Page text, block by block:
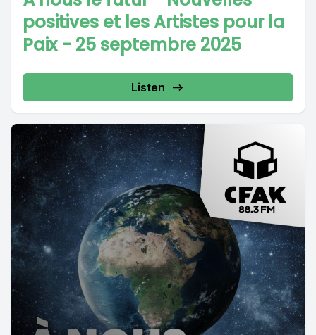
positives et les Artistes pour la
Paix - 25 septembre 2025
Listen